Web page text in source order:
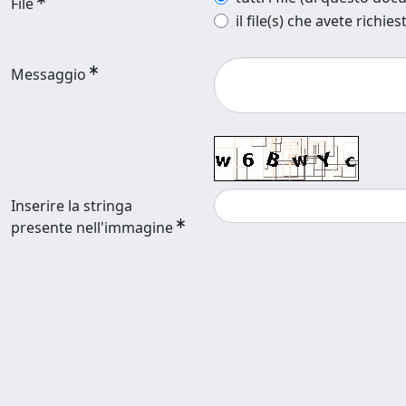
il file(s) che avete
Messaggio
Inserire la stringa
presente nell'immagine